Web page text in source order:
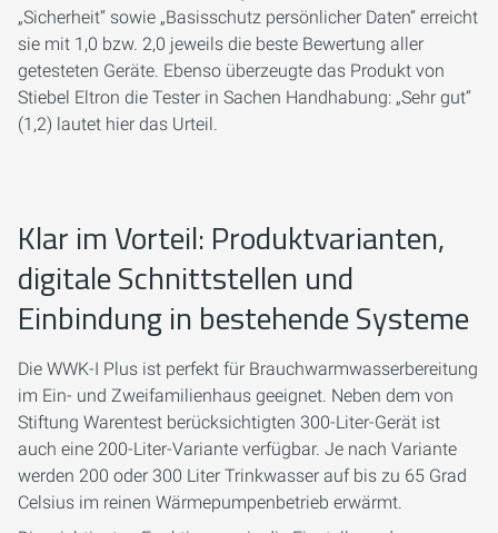
„Sicherheit“ sowie „Basisschutz persönlicher Daten“ erreicht
sie mit 1,0 bzw. 2,0 jeweils die beste Bewertung aller
getesteten Geräte. Ebenso überzeugte das Produkt von
Stiebel Eltron die Tester in Sachen Handhabung: „Sehr gut“
(1,2) lautet hier das Urteil.
Klar im Vorteil: Produktvarianten,
digitale Schnittstellen und
Einbindung in bestehende Systeme
Die WWK-I Plus ist perfekt für Brauchwarmwasserbereitung
im Ein- und Zweifamilienhaus geeignet. Neben dem von
Stiftung Warentest berücksichtigten 300-Liter-Gerät ist
auch eine 200-Liter-Variante verfügbar. Je nach Variante
werden 200 oder 300 Liter Trinkwasser auf bis zu 65 Grad
Celsius im reinen Wärmepumpenbetrieb erwärmt.